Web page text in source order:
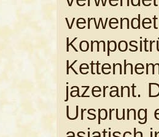
jazerant.
Ursprung